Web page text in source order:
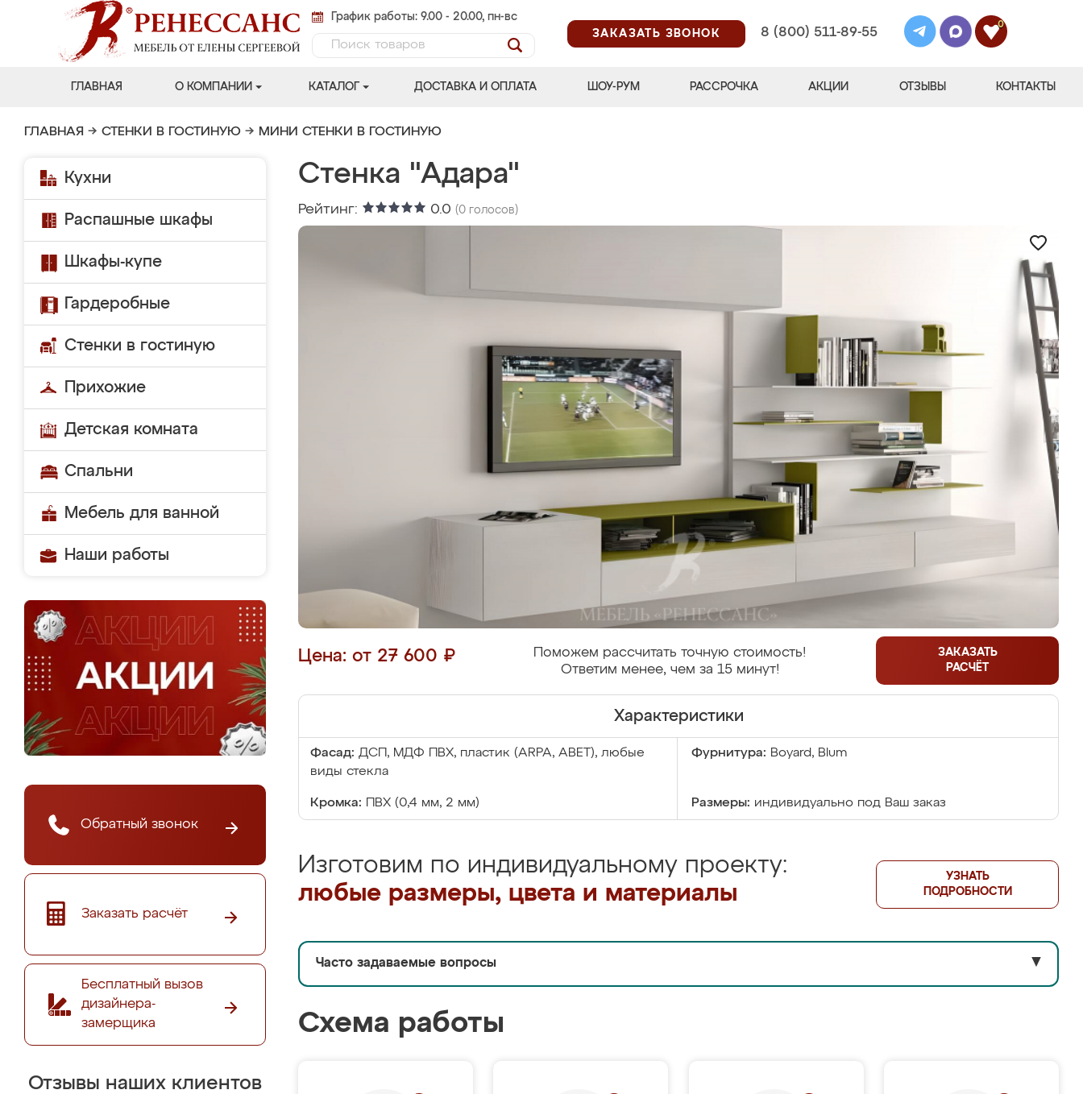
График работы: 9.00 - 20.00, пн-вс
ЗАКАЗАТЬ ЗВОНОК
8 (800) 511-89-55
0
ГЛАВНАЯ О КОМПАНИИ КАТАЛОГ ДОСТАВКА И ОПЛАТА ШОУ-РУМ РАССРОЧКА АКЦИИ ОТЗЫВЫ КОНТАКТЫ
ГЛАВНАЯ → СТЕНКИ В ГОСТИНУЮ → МИНИ СТЕНКИ В ГОСТИНУЮ
Кухни
Распашные шкафы
Шкафы-купе
Гардеробные
Стенки в гостиную
Прихожие
Детская комната
Спальни
Мебель для ванной
Наши работы
Обратный звонок
Заказать расчёт
Бесплатный вызов
дизайнера-
замерщика
Отзывы наших клиентов
Стенка "Адара"
Рейтинг: 0.0 (0 голосов)
Цена: от 27 600 ₽
Поможем рассчитать точную стоимость!
Ответим менее, чем за 15 минут!
ЗАКАЗАТЬ
РАСЧЁТ
Характеристики
Фасад: ДСП, МДФ ПВХ, пластик (ARPA, ABET), любые
виды стекла
Фурнитура: Boyard, Blum
Кромка: ПВХ (0,4 мм, 2 мм) Размеры: индивидуально под Ваш заказ
Изготовим по индивидуальному проекту:
любые размеры, цвета и материалы
УЗНАТЬ
ПОДРОБНОСТИ
Часто задаваемые вопросы ▼
Схема работы